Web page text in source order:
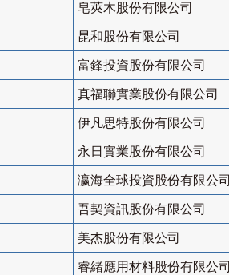
皂莢木股份有限公司
昆和股份有限公司
富鋒投資股份有限公司
真福聯實業股份有限公司
伊凡思特股份有限公司
永日實業股份有限公司
瀛海全球投資股份有限公司
吾契資訊股份有限公司
美杰股份有限公司
睿緒應用材料股份有限公司